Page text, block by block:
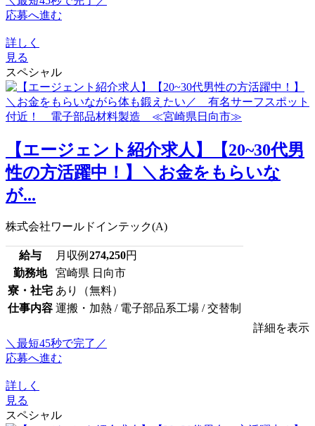
応募へ進む
詳しく
見る
スペシャル
【エージェント紹介求人】【20~30代男
性の方活躍中！】＼お金をもらいな
が...
株式会社ワールドインテック(A)
給与 月収例 274,250円
勤務地
宮崎県 日向市
寮・社宅 あり（無料）
仕事内容 運搬・加熱 / 電子部品系工場 / 交替制
詳細を表示
＼最短45秒で完了／
応募へ進む
詳しく
見る
スペシャル